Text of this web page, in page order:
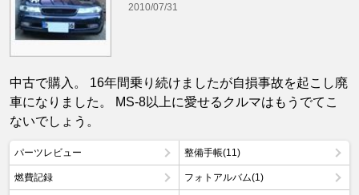
2010/07/31
中古で購入。 16年間乗り続けましたが自損事故を起こし廃
車になりました。 MS-8以上に愛せるクルマはもうでてこ
ないでしょう。
パーツレビュー 整備手帳(11)
燃費記録 フォトアルバム(1)